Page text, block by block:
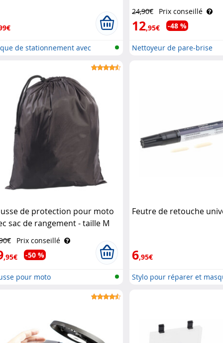
de stationnement avec
24,90€ Prix conseillé
12,95€ -48 %
Nettoyeur de pare-brise
de protection pour moto
sac de rangement - taille M
Prix conseillé
,95€ -50 %
pour moto
Feutre de retouche
6,95€
Stylo pour réparer et